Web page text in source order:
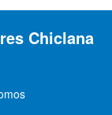
Chiclana